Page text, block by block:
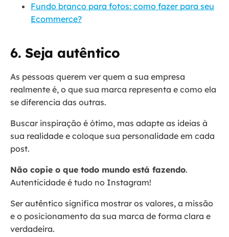
Fundo branco para fotos: como fazer para seu
Ecommerce?
6. Seja autêntico
As pessoas querem ver quem a sua empresa
realmente é, o que sua marca representa e como ela
se diferencia das outras.
Buscar inspiração é ótimo, mas adapte as ideias à
sua realidade e coloque sua personalidade em cada
post.
Não copie o que todo mundo está fazendo.
Autenticidade é tudo no Instagram!
Ser autêntico significa mostrar os valores, a missão
e o posicionamento da sua marca de forma clara e
verdadeira.